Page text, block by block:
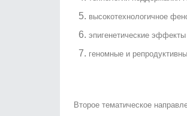
высокотехнологичное
эпигенетические
геномные и
Второе тематическое